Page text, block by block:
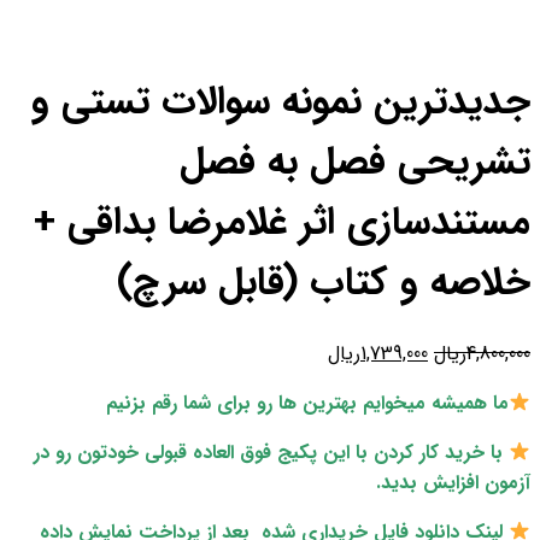
جدیدترین نمونه سوالات تستی و
تشریحی فصل به فصل
مستندسازی اثر غلامرضا بداقی +
خلاصه و کتاب (قابل سرچ)
4,800,000ریال قیمت
4,800,000ریال
بود.
1,739,000ریال
1,739,000ریال
است.
ما همیشه میخوایم بهترین ها رو برای شما رقم بزنیم
با خرید کار کردن با این پکیج فوق العاده قبولی خودتون رو در
آزمون افزایش بدید.
لینک دانلود فایل خریداری شده بعد از پرداخت نمایش داده